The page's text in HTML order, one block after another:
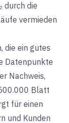
durch die
vermieden
die ein gutes
Datenpunkte
Nachweis,
Blatt
für einen
und Kunden